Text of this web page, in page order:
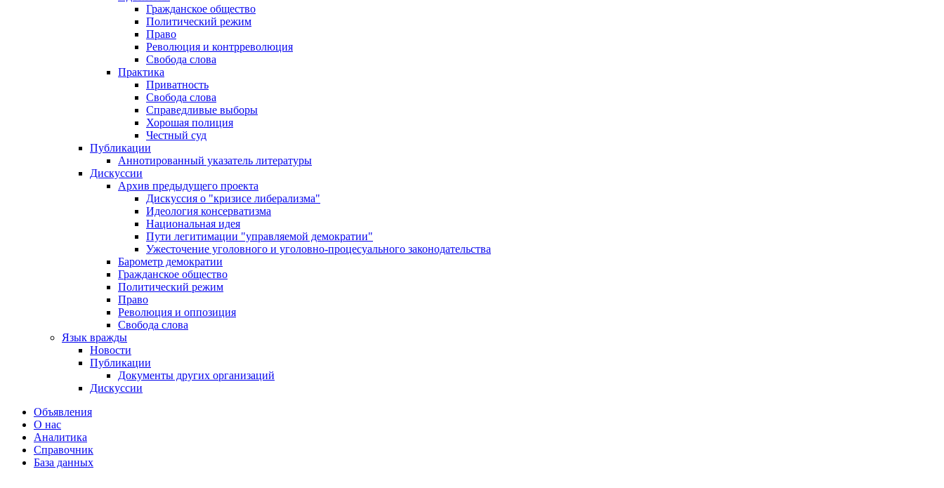
Гражданское общество
Политический режим
Право
Революция и контрреволюция
Свобода слова
Практика
Приватность
Свобода слова
Справедливые выборы
Хорошая полиция
Честный суд
Публикации
Аннотированный указатель литературы
Дискуссии
Архив предыдущего проекта
Дискуссия о "кризисе либерализма"
Идеология консерватизма
Национальная идея
Пути легитимации "управляемой демократии"
Ужесточение уголовного и уголовно-процесуального законодательства
Барометр демократии
Гражданское общество
Политический режим
Право
Революция и оппозиция
Свобода слова
Язык вражды
Новости
Публикации
Документы других организаций
Дискуссии
Объявления
О нас
Аналитика
Справочник
База данных